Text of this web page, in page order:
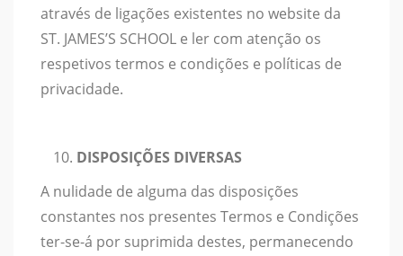
através de ligações existentes no website da
ST. JAMES’S SCHOOL e ler com atenção os
respetivos termos e condições e políticas de
privacidade.
DISPOSIÇÕES DIVERSAS
A nulidade de alguma das disposições
constantes nos presentes Termos e Condições
ter-se-á por suprimida destes, permanecendo